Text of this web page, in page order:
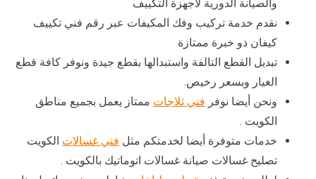
والصيانة الدورية لأجهزة التكييف
نقدم خدمة تركيب وفك المكيفات عبر رقم فني تكييف
كيفان ذو خبرة ممتازة
تبديل القطع التالفة واستبدالها بقطع جيدة ونوفر كافة قطع
الغيار وبسعر رخيص.
ونحن أيضا نوفر فني ثلاجات ممتاز يعمل بجميع مناطق
الكويت .
خدمات متوفرة أيضا لخدمتكم مثل فني غسالات الكويت
تصليح غسالات صيانة غسالات اتوماتيك بالكويت .